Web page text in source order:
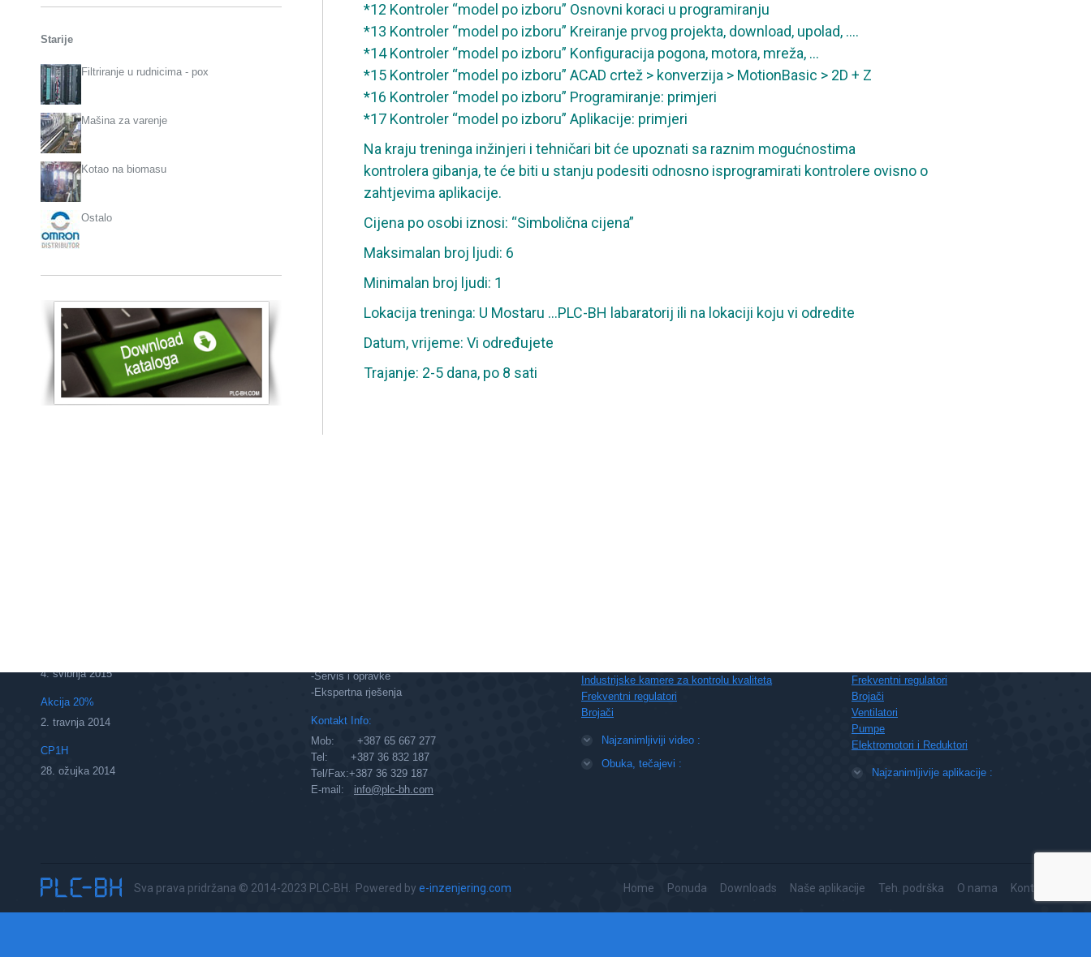
*12 Kontroler “model po izboru” Osnovni koraci u programiranju
*13 Kontroler “model po izboru” Kreiranje prvog projekta, download, upolad, ….
*14 Kontroler “model po izboru” Konfiguracija pogona, motora, mreža, …
*15 Kontroler “model po izboru” ACAD crtež > konverzija > MotionBasic > 2D + Z
*16 Kontroler “model po izboru” Programiranje: primjeri
*17 Kontroler “model po izboru” Aplikacije: primjeri
Na kraju treninga inžinjeri i tehničari bit će upoznati sa raznim mogućnostima
kontrolera gibanja, te će biti u stanju podesiti odnosno isprogramirati kontrolere ovisno o
zahtjevima aplikacije.
Cijena po osobi iznosi: “Simbolična cijena”
Maksimalan broj ljudi: 6
Minimalan broj ljudi: 1
Lokacija treninga: U Mostaru …PLC-BH labaratorij ili na lokaciji koju vi odredite
Datum, vrijeme: Vi određujete
Trajanje: 2-5 dana, po 8 sati
Starije
Filtriranje u rudnicima - pox
Mašina za varenje
Kotao na biomasu
Ostalo
4. svibnja 2015
Akcija 20%
2. travnja 2014
CP1H
28. ožujka 2014
-Servis i opravke
-Ekspertna rješenja
Kontakt Info:
Mob: +387 65 667 277
Tel: +387 36 832 187
Tel/Fax:+387 36 329 187
E-mail: info@plc-bh.com
Industrijske kamere za kontrolu kvaliteta
Frekventni regulatori
Brojači
Najzanimljiviji video :
Obuka, tečajevi :
Frekventni regulatori
Brojači
Ventilatori
Pumpe
Elektromotori i Reduktori
Najzanimljivije aplikacije :
Sva prava pridržana © 2014-2023 PLC-BH. Powered by e-inzenjering.com Home Ponuda Downloads Naše aplikacije Teh. podrška O nama Kontakt